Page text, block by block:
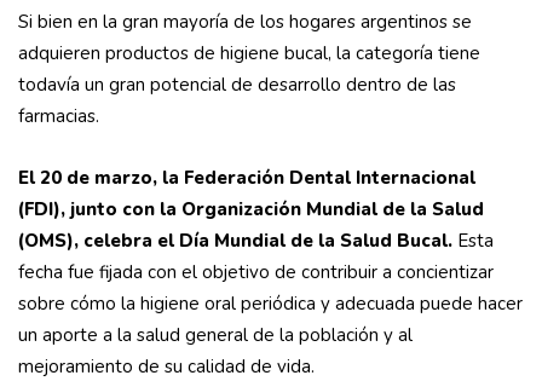
Si bien en la gran mayoría de los hogares argentinos se
adquieren productos de higiene bucal, la categoría tiene
todavía un gran potencial de desarrollo dentro de las
farmacias.
El 20 de marzo, la Federación Dental Internacional
(FDI), junto con la Organización Mundial de la Salud
(OMS), celebra el Día Mundial de la Salud Bucal. Esta
fecha fue fijada con el objetivo de contribuir a concientizar
sobre cómo la higiene oral periódica y adecuada puede hacer
un aporte a la salud general de la población y al
mejoramiento de su calidad de vida.